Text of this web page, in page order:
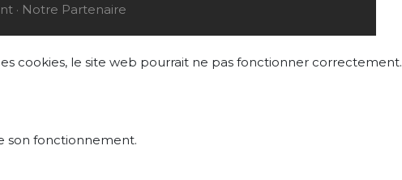
· Notre Partenaire
cookies, le site web pourrait ne pas fonctionner correctement.
son fonctionnement.